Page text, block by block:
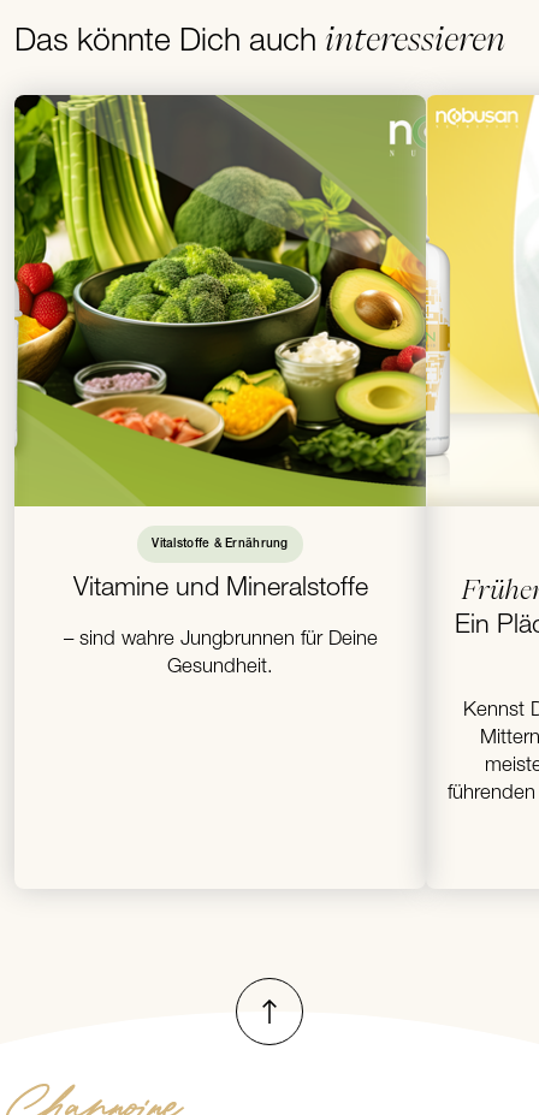
Das könnte Dich auchinteressieren
Vitalstoffe & Ernährung
Vitamine und Mineralstoffe
– sind wahre Jungbrunnen für Deine
Gesundheit.
Ein
Kennst
Nach oben